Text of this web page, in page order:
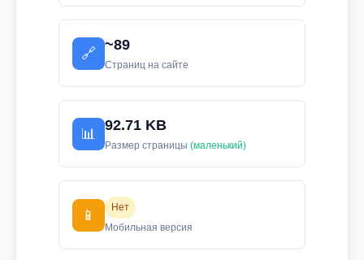
🔗
~89
Страниц на сайте
📊
92.71 KB
Размер страницы (маленький)
📱
Нет
Мобильная версия